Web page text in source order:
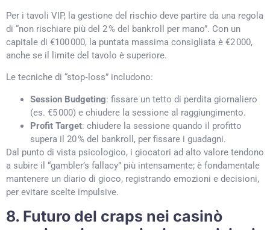
Per i tavoli VIP, la gestione del rischio deve partire da una regola
di “non rischiare più del 2 % del bankroll per mano”. Con un
capitale di €100 000, la puntata massima consigliata è €2 000,
anche se il limite del tavolo è superiore.
Le tecniche di “stop‑loss” includono:
Session Budgeting: fissare un tetto di perdita giornaliero
(es. €5 000) e chiudere la sessione al raggiungimento.
Profit Target: chiudere la sessione quando il profitto
supera il 20 % del bankroll, per fissare i guadagni.
Dal punto di vista psicologico, i giocatori ad alto valore tendono
a subire il “gambler’s fallacy” più intensamente; è fondamentale
mantenere un diario di gioco, registrando emozioni e decisioni,
per evitare scelte impulsive.
8. Futuro del craps nei casinò